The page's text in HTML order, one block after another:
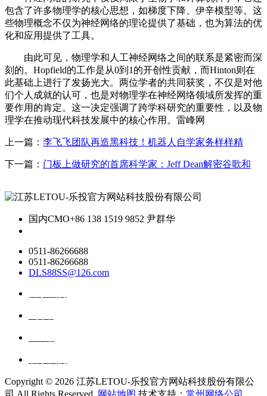
包含了许多物理学的核心思想，如梯度下降、伊辛模型等。这
些物理概念不仅为神经网络的理论提供了基础，也为算法的优
化和应用提供了工具。
由此可见，物理学和人工神经网络之间的联系是紧密而深
刻的。Hopfield的工作是从0到1的开创性贡献，而Hinton则在
此基础上进行了发扬光大。两位学者的共同获奖，不仅是对他
们个人成就的认可，也是对物理学在神经网络领域所发挥的重
要作用的肯定。这一决定强调了跨学科研究的重要性，以及物
理学在推动现代科技发展中的核心作用。雷峰网
上一篇： 李飞飞团队再造黑科技！机器人自学家务样样精
下一篇： 门板上做研究的首席科学家：Jeff Dean解密谷歌和
国内CMO+86 138 1519 9852 尹群华
0511-86266688
0511-86266688
DLS88SS@126.com
Copyright © 2026 江苏LETOU-乐投官方网站科技股份有限公